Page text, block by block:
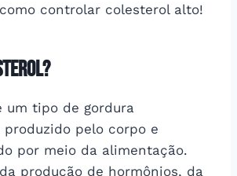
controlar colesterol alto!
um tipo de gordura
pelo corpo e
por meio da alimentação.
produção de hormônios, da